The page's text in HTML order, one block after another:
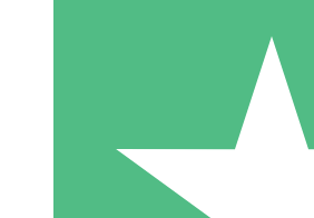
Packs de Crédits
Payez à l'utilisation avec des crédits de